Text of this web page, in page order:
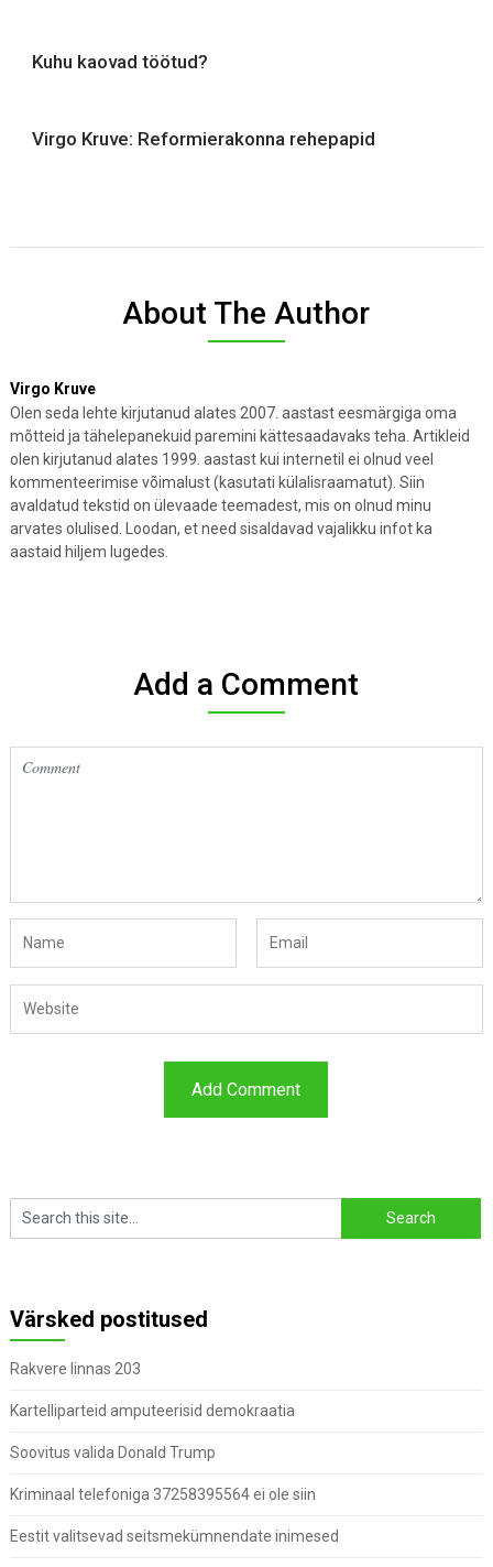
Kuhu kaovad töötud?
Virgo Kruve: Reformierakonna rehepapid
About The Author
Virgo Kruve
Olen seda lehte kirjutanud alates 2007. aastast eesmärgiga oma
mõtteid ja tähelepanekuid paremini kättesaadavaks teha. Artikleid
olen kirjutanud alates 1999. aastast kui internetil ei olnud veel
kommenteerimise võimalust (kasutati külalisraamatut). Siin
avaldatud tekstid on ülevaade teemadest, mis on olnud minu
arvates olulised. Loodan, et need sisaldavad vajalikku infot ka
aastaid hiljem lugedes.
Add a Comment
Värsked postitused
Rakvere linnas 203
Kartelliparteid amputeerisid demokraatia
Soovitus valida Donald Trump
Kriminaal telefoniga 37258395564 ei ole siin
Eestit valitsevad seitsmekümnendate inimesed